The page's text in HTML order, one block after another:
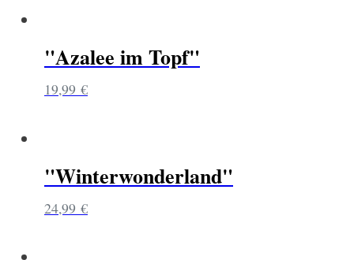
"Azalee im Topf"
19,99 €
"Winterwonderland"
24,99 €